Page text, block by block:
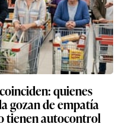
quienes
gozan de empatía
tienen autocontrol